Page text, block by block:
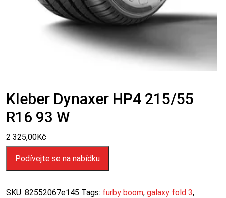
Kleber Dynaxer HP4 215/55
R16 93 W
2 325,00Kč
Podívejte se na nabídku
SKU: 82552067e145 Tags: furby boom, galaxy fold 3,